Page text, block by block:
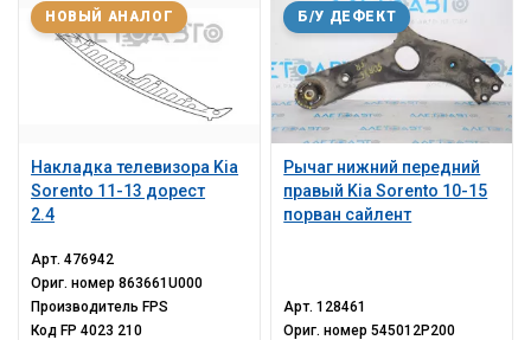
Накладка телевизора Kia
Sorento 11-13 дорест
2.4
НОВЫЙ АНАЛОГ
Арт.476942
Ориг. номер863661U000
ПроизводительFPS
КодFP 4023 210
Рычаг нижний передний
правый Kia Sorento 10-15
порван сайлент
Б/У ДЕФЕКТ
Арт.128461
Ориг. номер545012P200